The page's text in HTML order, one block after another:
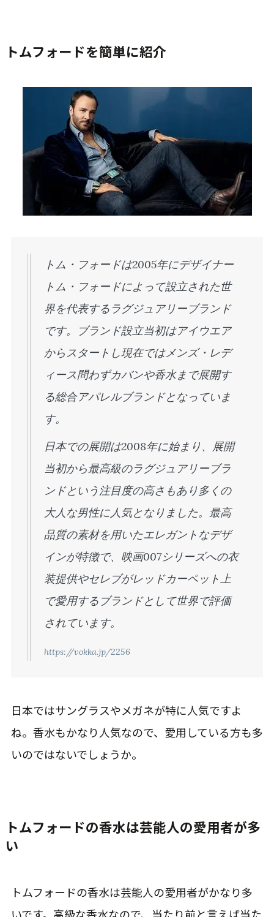
トムフォードを簡単に紹介
トム・フォードは2005年にデザイナー
トム・フォードによって設立された世
界を代表するラグジュアリーブランド
です。ブランド設立当初はアイウエア
からスタートし現在ではメンズ・レデ
ィース問わずカバンや香水まで展開す
る総合アパレルブランドとなっていま
す。
日本での展開は2008年に始まり、展開
当初から最高級のラグジュアリーブラ
ンドという注目度の高さもあり多くの
大人な男性に人気となりました。最高
品質の素材を用いたエレガントなデザ
インが特徴で、映画007シリーズへの衣
装提供やセレブがレッドカーペット上
で愛用するブランドとして世界で評価
されています。
https://vokka.jp/2256
日本ではサングラスやメガネが特に人気ですよ
ね。香水もかなり人気なので、愛用している方も多
いのではないでしょうか。
トムフォードの香水は芸能人の愛用者が多
い
トムフォードの香水は芸能人の愛用者がかなり多